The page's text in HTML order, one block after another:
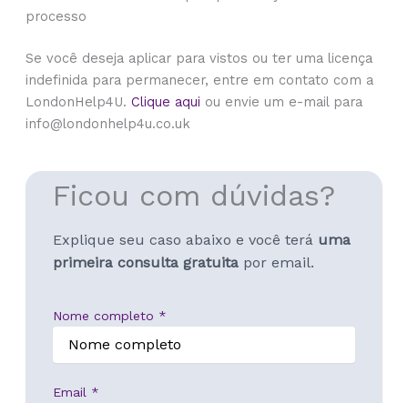
processo
Se você deseja aplicar para vistos ou ter uma licença
indefinida para permanecer, entre em contato com a
LondonHelp4U. Clique aqui ou envie um e-mail para
info@londonhelp4u.co.uk
Ficou com dúvidas?
Explique seu caso abaixo e você terá uma
primeira consulta gratuitapor email.
H
?
Nome completo *
Email *